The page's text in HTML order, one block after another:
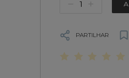
PARTILHAR